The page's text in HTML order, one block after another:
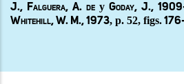
J., Falguera, A. de y Goday, J.,
Whitehill, W. M., 1973, p. 52, figs.